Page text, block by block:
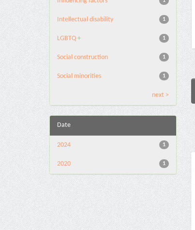
1
Intellectual disability
1
LGBTQ +
1
Social construction
1
Social minorities
next >
Date
1
2024
1
2020